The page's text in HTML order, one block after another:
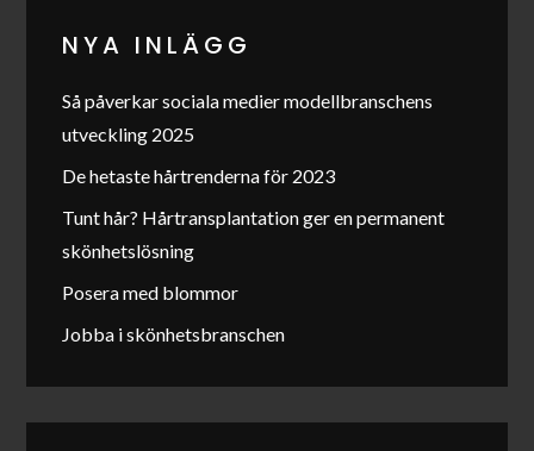
inlägg
NYA INLÄGG
Så påverkar sociala medier modellbranschens
utveckling 2025
De hetaste hårtrenderna för 2023
Tunt hår? Hårtransplantation ger en permanent
skönhetslösning
Posera med blommor
Jobba i skönhetsbranschen